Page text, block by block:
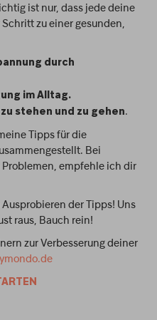
ist nur, dass jede deine
zu einer gesunden,
durch
im Alltag.
stehen und zu gehen.
Tipps für die
Bei
empfehle ich dir
der Tipps! Uns
raus, Bauch rein!
zur Verbesserung deiner